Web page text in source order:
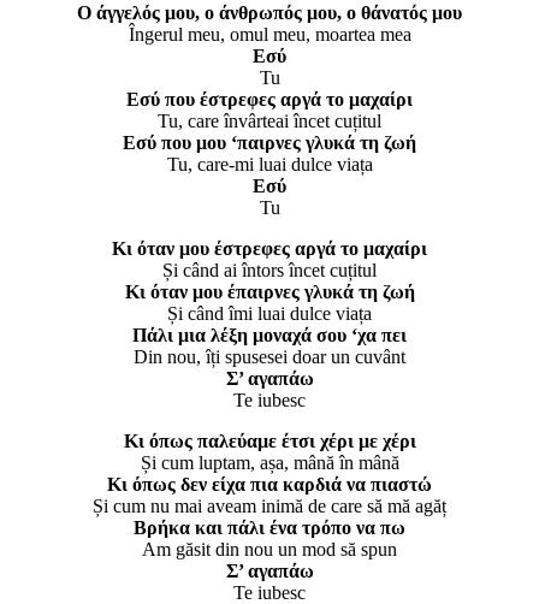
Ο άγγελός μου, ο άνθρωπός μου, ο θάνατός μου
Îngerul meu, omul meu, moartea mea
Εσύ
Tu
Εσύ που έστρεφες αργά το μαχαίρι
Tu, care învârteai încet cuțitul
Εσύ που μου ‘παιρνες γλυκά τη ζωή
Tu, care-mi luai dulce viața
Εσύ
Tu
Κι όταν μου έστρεφες αργά το μαχαίρι
Și când ai întors încet cuțitul
Κι όταν μου έπαιρνες γλυκά τη ζωή
Și când îmi luai dulce viața
Πάλι μια λέξη μοναχά σου ‘χα πει
Din nou, îți spusesei doar un cuvânt
Σ’ αγαπάω
Te iubesc
Κι όπως παλεύαμε έτσι χέρι με χέρι
Și cum luptam, așa, mână în mână
Κι όπως δεν είχα πια καρδιά να πιαστώ
Și cum nu mai aveam inimă de care să mă agăț
Βρήκα και πάλι ένα τρόπο να πω
Am găsit din nou un mod să spun
Σ’ αγαπάω
Te iubesc